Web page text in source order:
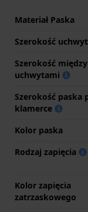
Materiał Paska
Szerokość
Szerokość między
uchwytami
Szerokość paska
klamerce
Kolor paska
Rodzaj zapięcia
Kolor zapięcia
zatrzaskowego